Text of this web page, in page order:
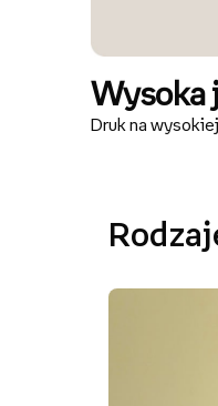
Wysoka
Druk na